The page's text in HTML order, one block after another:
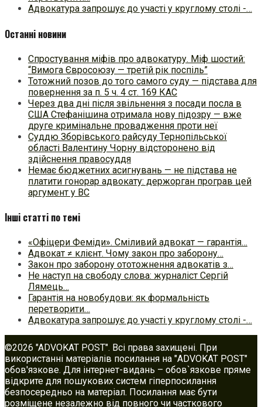
Адвокатура запрошує до участі у круглому столі -…
Останні новини
Спростування міфів про адвокатуру. Міф шостий:
“Вимога Євросоюзу — третій рік поспіль”
Тотожний позов до того самого суду — підстава для
повернення за п. 5 ч. 4 ст. 169 КАС
Через два дні після звільнення з посади посла в
США Стефанішина отримала нову підозру — вже
друге кримінальне провадження проти неї
Суддю Зборівського райсуду Тернопільської
області Валентину Чорну відсторонено від
здійснення правосуддя
Немає бюджетних асигнувань — не підстава не
платити гонорар адвокату: держорган програв цей
аргумент у ВС
Інші статті по темі
«Офіцери Феміди». Сміливий адвокат — гарантія…
Адвокат ≠ клієнт. Чому закон про заборону…
Закон про заборону ототожнення адвокатів з…
Не наступ на свободу слова: журналіст Сергій
Лямець…
Гарантія на новобудови: як формальність
перетворити…
Адвокатура запрошує до участі у круглому столі -…
©2026 "ADVOKAT POST". Всі права захищені. При
використанні матеріалів посилання на "ADVOKAT POST"
обов'язкове. Для інтернет-видань – обов`язкове пряме
відкрите для пошукових систем гіперпосилання
безпосередньо на матеріал. Посилання має бути
розміщене незалежно від повного чи часткового